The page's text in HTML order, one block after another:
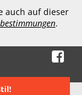
auch auf dieser
.